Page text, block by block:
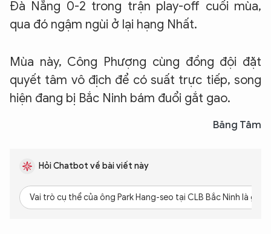
Đà Nẵng 0-2 trong trận play-off cuối mùa,
qua đó ngậm ngùi ở lại hạng Nhất.
Mùa này, Công Phượng cùng đồng đội đặt
quyết tâm vô địch để có suất trực tiếp, song
hiện đang bị Bắc Ninh bám đuổi gắt gao.
Băng Tâm
Hỏi Chatbot về bài viết này
Vai trò cụ thể của ông Park Hang-seo tại CLB Bắc Ninh là gì?